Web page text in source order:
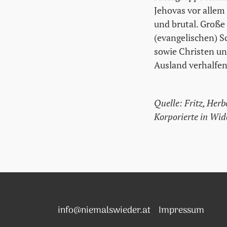
Jehovas vor
und brutal.
(evangelischen)
sowie Christen
Ausland
Quelle: Fritz,
Korporierte in
info@niemalswieder.at Impressum